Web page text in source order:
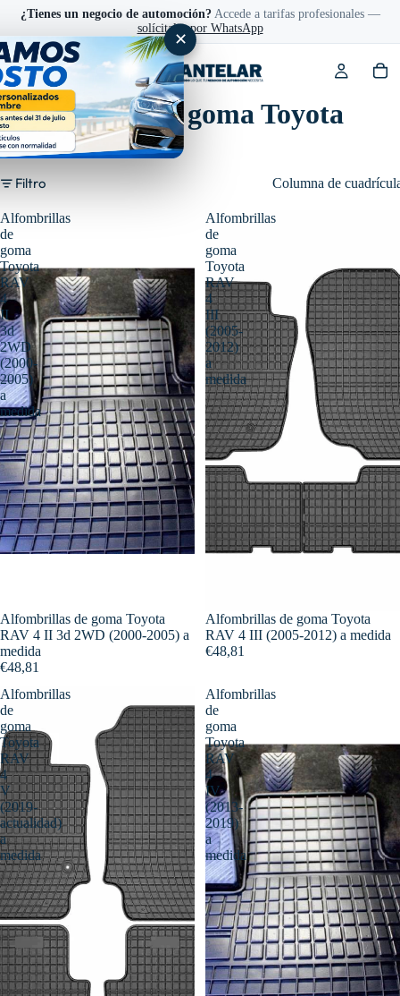
¿Tienes un negocio de automoción?Accede a tarifas profesionales —
solícitalas por WhatsApp
✕
Alfombras de goma Toyota
RAV 4
Filtro Columna de
Alfombrillas
de
goma
Toyota
RAV
4
II
3d
2WD
(2000-
2005)
a
medida
Alfombrillas de goma Toyota
RAV 4 II 3d 2WD (2000-2005) a
medida
€48,81
Alfombrillas
de
goma
Toyota
RAV
4
III
(2005-
2012)
a
medida
Alfombrillas de goma Toyota
RAV 4 III (2005-2012) a medida
€48,81
Alfombrillas
de
goma
Toyota
RAV
4
V
(2019-
actualidad)
a
medida
Alfombrillas
de
goma
Toyota
RAV
4
IV
(2013-
2019)
a
medida